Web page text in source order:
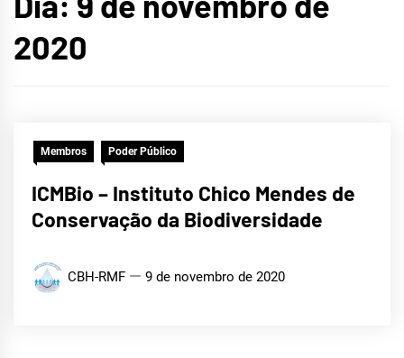
METROPOLITANA DE
2020
Membros Poder Público
ICMBio – Instituto Chico Mendes de
Conservação da Biodiversidade
CBH-RMF 9 de novembro de 2020